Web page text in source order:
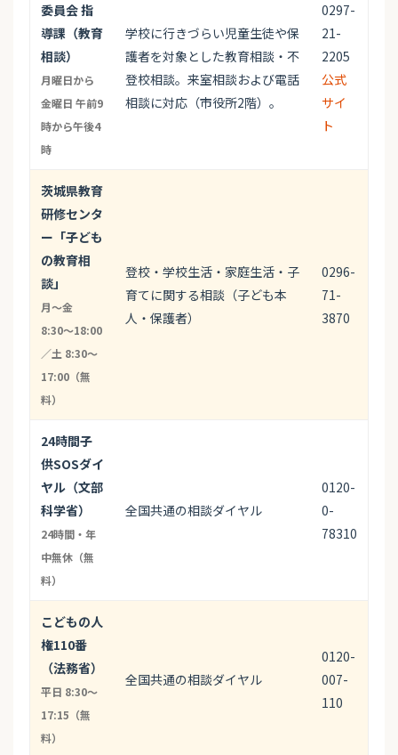
委員会 指
導課（教育
相談）
月曜日から
金曜日 午前9
時から午後4
時
学校に行きづらい児童生徒や保
護者を対象とした教育相談・不
登校相談。来室相談および電話
相談に対応（市役所2階）。
0297-
21-
2205
公式
サイ
ト
茨城県教育
研修センタ
ー「子ども
の教育相
談」
月〜金
8:30〜18:00
／土 8:30〜
17:00（無
料）
登校・学校生活・家庭生活・子
育てに関する相談（子ども本
人・保護者）
0296-
71-
3870
24時間子
供SOSダイ
ヤル（文部
科学省）
24時間・年
中無休（無
料）
全国共通の相談ダイヤル
0120-
0-
78310
こどもの人
権110番
（法務省）
平日 8:30〜
17:15（無
料）
全国共通の相談ダイヤル
0120-
007-
110